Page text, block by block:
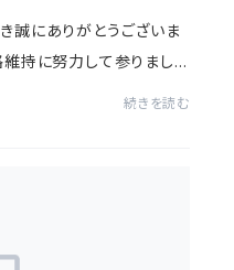
誠にありがとうございま
持に努力して参りました
続きを読む